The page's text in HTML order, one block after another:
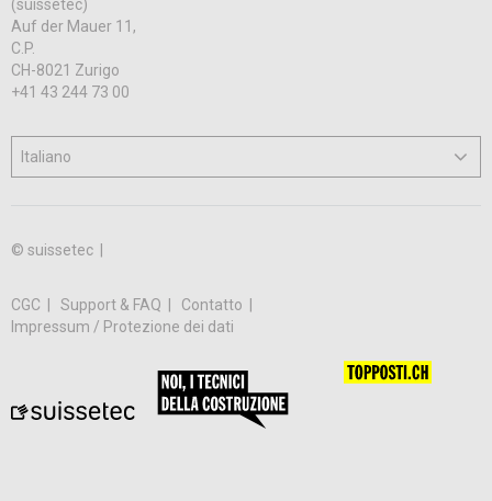
(suissetec)
Auf der Mauer 11,
C.P.
CH-8021 Zurigo
+41 43 244 73 00
© suissetec |
CGC Support & FAQ
Contatto
Impressum / Protezione dei dati